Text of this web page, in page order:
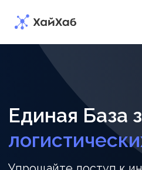
Упрощайте доступ
к информации
с помощью
База
логистических